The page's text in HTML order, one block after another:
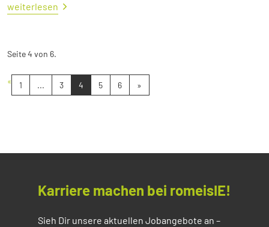
weiterlesen
Seite 4 von 6.
« 1 ... 3 4 5 6 »
Karriere machen bei romeisIE!
Sieh Dir unsere aktuellen Jobangebote an –